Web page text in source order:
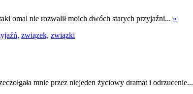
omal nie rozwalił moich dwóch starych przyjaźni... »
związek, związki
mnie przez niejeden życiowy dramat i odrzucenie...